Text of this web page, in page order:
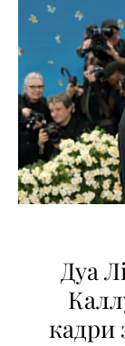
Дуа
кадри